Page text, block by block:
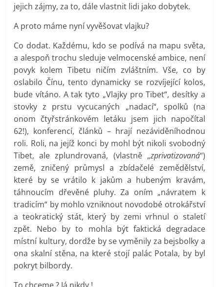
jejich zájmy, za to, dále vlastnit lidi jako dobytek.
A proto máme nyní vyvěšovat vlajku?
Co dodat. Každému, kdo se podívá na mapu světa,
a alespoň trochu sleduje velmocenské ambice, není
povyk kolem Tibetu ničím zvláštním. Vše, co by
oslabilo Čínu, tento dynamicky se rozvíjející kolos,
bude vítáno. A tak tyto „Vlajky pro Tibet“, desítky a
stovky z prstu vycucaných „nadací“, spolků (na
onom čtyřstránkovém letáku jsem jich napočítal
62!), konferencí, článků – hrají nezáviděníhodnou
roli. Roli, na jejíž konci by mohl být nikoli svobodný
Tibet, ale zplundrovaná, (vlastně „zprivatizovaná“)
země, zničený průmysl a zbídačelé zemědělství,
které by se vrátilo k jakům a hubeným kravám,
táhnoucím dřevěné pluhy. Za oním „návratem k
tradicím“ by mohlo vzniknout novodobé otrokářství
a teokratický stát, který by zemi vrhnul o staletí
zpět. Nebo by to mohla být faktická degradace
místní kultury, dordže by se vyměnily za bejsbolky a
ona skalní stěna, na které stojí palác Potala, by byl
pokryt bilbordy.